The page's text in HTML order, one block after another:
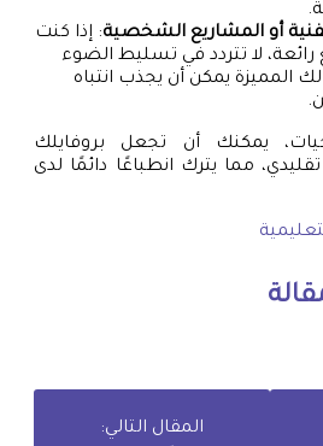
أو المشاريع الشخصية: إذا كنت
لا تتردد في تسليط الضوء
المميزة يمكن أن يجذب انتباه
يمكنك أن تجعل بروفايلك
مما يترك انطباعًا دائمًا لدى
المقال التالي: